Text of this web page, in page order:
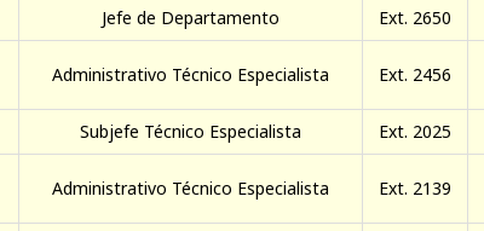
Jefe de Departamento Ext. 2650
Administrativo Técnico Especialista Ext. 2456
Subjefe Técnico Especialista Ext. 2025
Administrativo Técnico Especialista Ext. 2139